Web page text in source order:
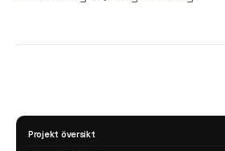
Projekt översikt